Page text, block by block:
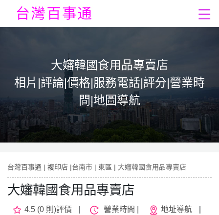
大嬸韓國食用品專賣店
相片|評論|價格|服務電話|評分|營業時
間|地圖導航
台灣百事通 | 複印店 |台南市 | 東區 | 大嬸韓國食用品專賣店
大嬸韓國食用品專賣店
4.5 (0 則)評價 營業時間 | 地址導航